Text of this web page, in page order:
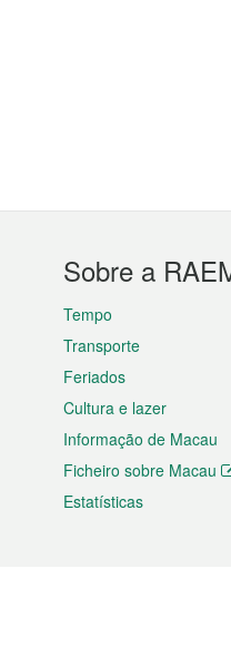
Sobre a
Tempo
Transporte
Feriados
Cultura e lazer
Informação de Macau
Ficheiro sobre Macau
Estatísticas